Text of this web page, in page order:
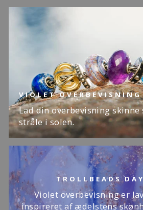
VIOLET OVERBEVISNING
Lad din overbevisning
stråle i solen.
TROLLBEADS
Violet overbevisning er
inspireret af ædelstens